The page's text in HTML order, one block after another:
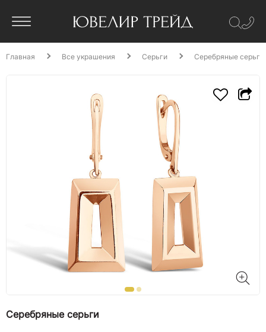
Главная Все украшения Серьги Серебряные серьги
Серебряные серьги